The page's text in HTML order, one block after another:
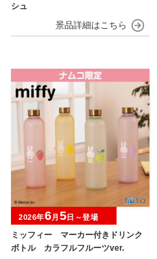
シュ
ミッフィー マーカー付きドリンク
ボトル カラフルフルーツver.
2026年6月 5日～登場